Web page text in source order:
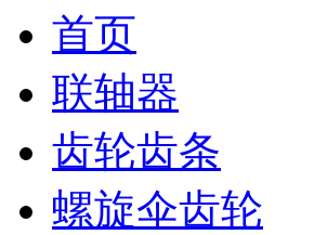
首页
联轴器
齿轮齿条
螺旋伞齿轮